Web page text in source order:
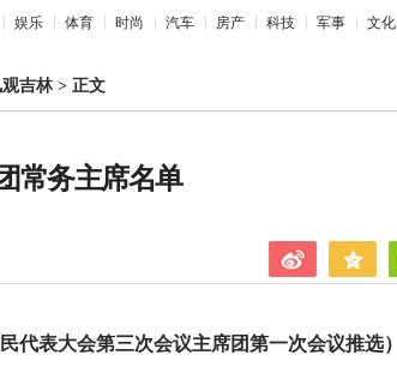
娱乐 体育 时尚 汽车 房产 科技 军事 文化
吉林> 正文
常务主席名单
代表大会第三次会议主席团第一次会议推选）